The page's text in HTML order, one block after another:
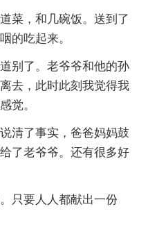
菜，和几碗饭。送到了
的吃起来。
别了。老爷爷和他的孙
去，此时此刻我觉得我
觉。
清了事实，爸爸妈妈鼓
了老爷爷。还有很多好
只要人人都献出一份